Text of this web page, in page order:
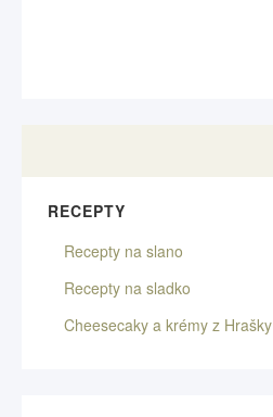
RECEPTY
Recepty na slano
Recepty na sladko
Cheesecaky a krémy z Hrašky